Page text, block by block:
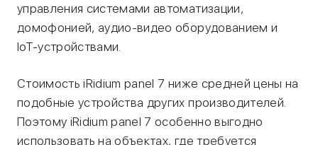
управления системами автоматизации,
домофонией, аудио-видео оборудованием и
IoT-устройствами.
Стоимость iRidium panel 7 ниже средней цены на
подобные устройства других производителей.
Поэтому iRidium panel 7 особенно выгодно
использовать на объектах, где требуется